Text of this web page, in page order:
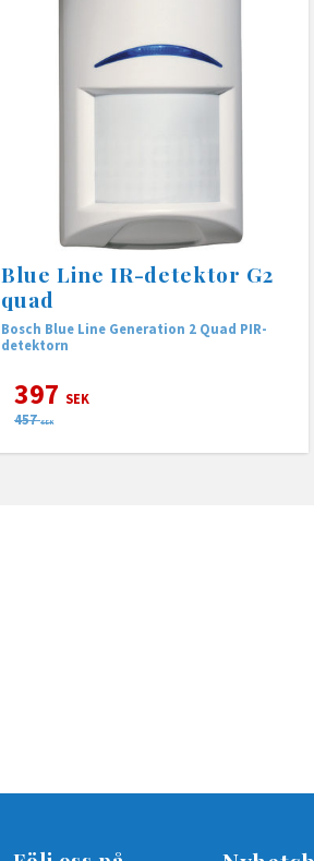
Blue Line IR-detektor G2
quad
Bosch Blue Line Generation 2 Quad PIR-
detektorn
397 SEK
457 SEK